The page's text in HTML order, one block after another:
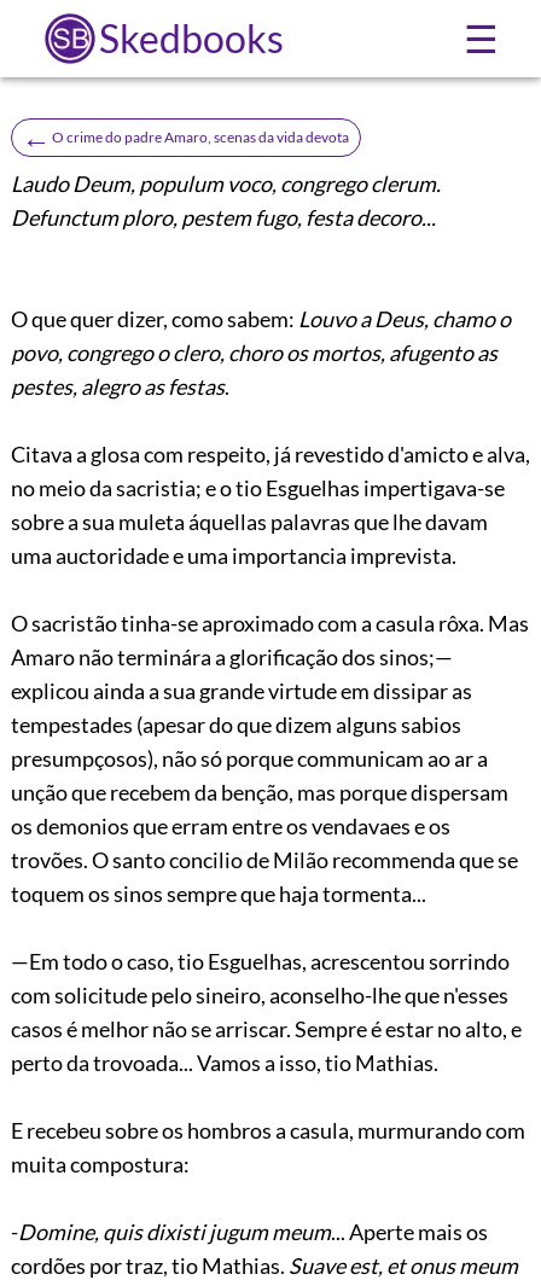
Skedbooks ☰
← O crime do padre Amaro, scenas da vida devota
Laudo Deum, populum voco, congrego clerum.
Defunctum ploro, pestem fugo, festa decoro...
O que quer dizer, como sabem: Louvo a Deus, chamo o
povo, congrego o clero, choro os mortos, afugento as
pestes, alegro as festas.
Citava a glosa com respeito, já revestido d'amicto e alva,
no meio da sacristia; e o tio Esguelhas impertigava-se
sobre a sua muleta áquellas palavras que lhe davam
uma auctoridade e uma importancia imprevista.
O sacristão tinha-se aproximado com a casula rôxa. Mas
Amaro não terminára a glorificação dos sinos;—
explicou ainda a sua grande virtude em dissipar as
tempestades (apesar do que dizem alguns sabios
presumpçosos), não só porque communicam ao ar a
unção que recebem da benção, mas porque dispersam
os demonios que erram entre os vendavaes e os
trovões. O santo concilio de Milão recommenda que se
toquem os sinos sempre que haja tormenta...
—Em todo o caso, tio Esguelhas, acrescentou sorrindo
com solicitude pelo sineiro, aconselho-lhe que n'esses
casos é melhor não se arriscar. Sempre é estar no alto, e
perto da trovoada... Vamos a isso, tio Mathias.
E recebeu sobre os hombros a casula, murmurando com
muita compostura:
-Domine, quis dixisti jugum meum... Aperte mais os
cordões por traz, tio Mathias. Suave est, et onus meum